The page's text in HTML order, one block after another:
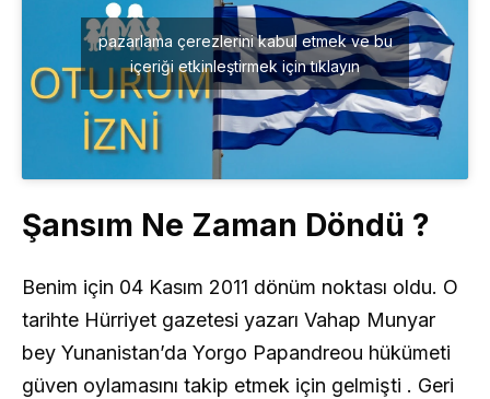
pazarlama çerezlerini kabul etmek ve bu
içeriği etkinleştirmek için tıklayın
Şansım Ne Zaman Döndü ?
Benim için 04 Kasım 2011 dönüm noktası oldu. O
tarihte Hürriyet gazetesi yazarı Vahap Munyar
bey Yunanistan’da Yorgo Papandreou hükümeti
güven oylamasını takip etmek için gelmişti . Geri